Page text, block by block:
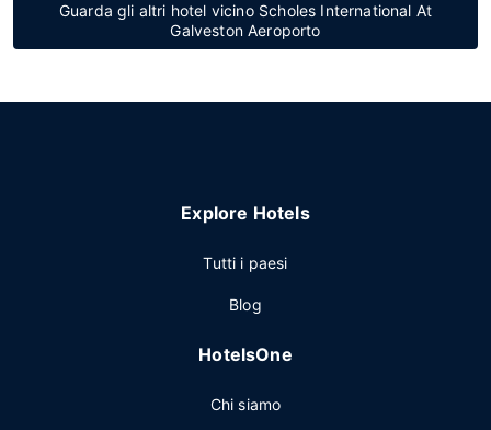
Guarda gli altri hotel vicino Scholes International At
Galveston Aeroporto
Explore Hotels
Tutti i paesi
Blog
HotelsOne
Chi siamo